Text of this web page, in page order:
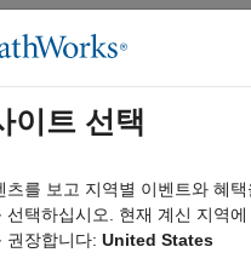
기
버스 탐색 메뉴 토
츠
스 및 자율 시스템
모션에 이르기까지 자율 시스템
준 동작의 최적화
이트 선택
츠를 보고 지역별 이벤트와 혜
선택하십시오. 현재 계신 지역
권장합니다: United States